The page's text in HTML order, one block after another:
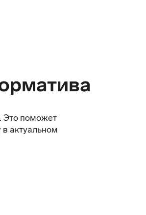
Это поможет
актуальном